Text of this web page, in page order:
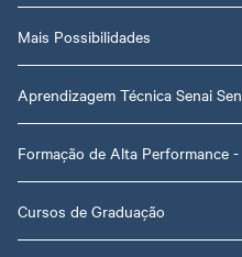
Mais Possibilidades
Aprendizagem Técnica Senai
Formação de Alta Performance
Cursos de Graduação